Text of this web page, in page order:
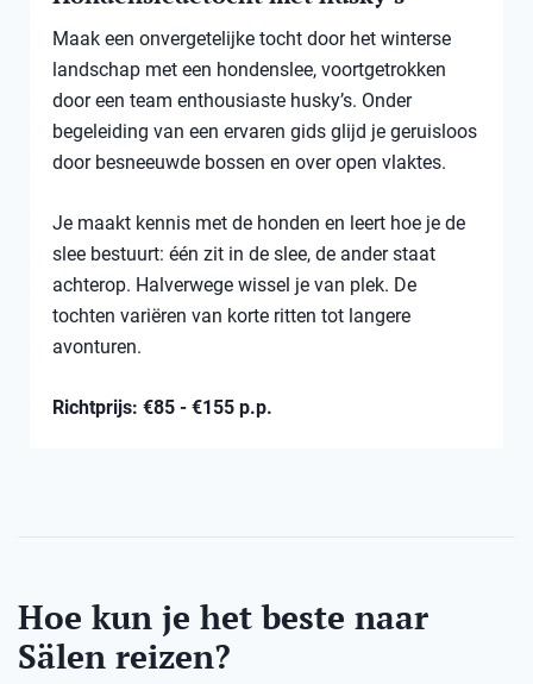
Maak een onvergetelijke tocht door het winterse
landschap met een hondenslee, voortgetrokken
door een team enthousiaste husky’s. Onder
begeleiding van een ervaren gids glijd je geruisloos
door besneeuwde bossen en over open vlaktes.
Je maakt kennis met de honden en leert hoe je de
slee bestuurt: één zit in de slee, de ander staat
achterop. Halverwege wissel je van plek. De
tochten variëren van korte ritten tot langere
avonturen.
Richtprijs: €85 - €155 p.p.
Hoe kun je het beste naar
Sälen reizen?